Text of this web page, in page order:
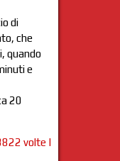
di
che
quando
e
20
volte |